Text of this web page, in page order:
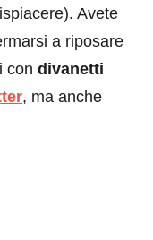
Avete
a riposare
con divanetti
, ma anche